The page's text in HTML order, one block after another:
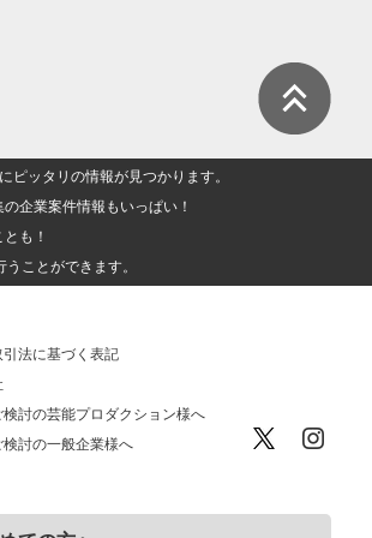
ッタリの情報が見つかります。
企業案件情報もいっぱい！
も！
ことができます。
法に基づく表記
討の芸能プロダクション様へ
討の一般企業様へ